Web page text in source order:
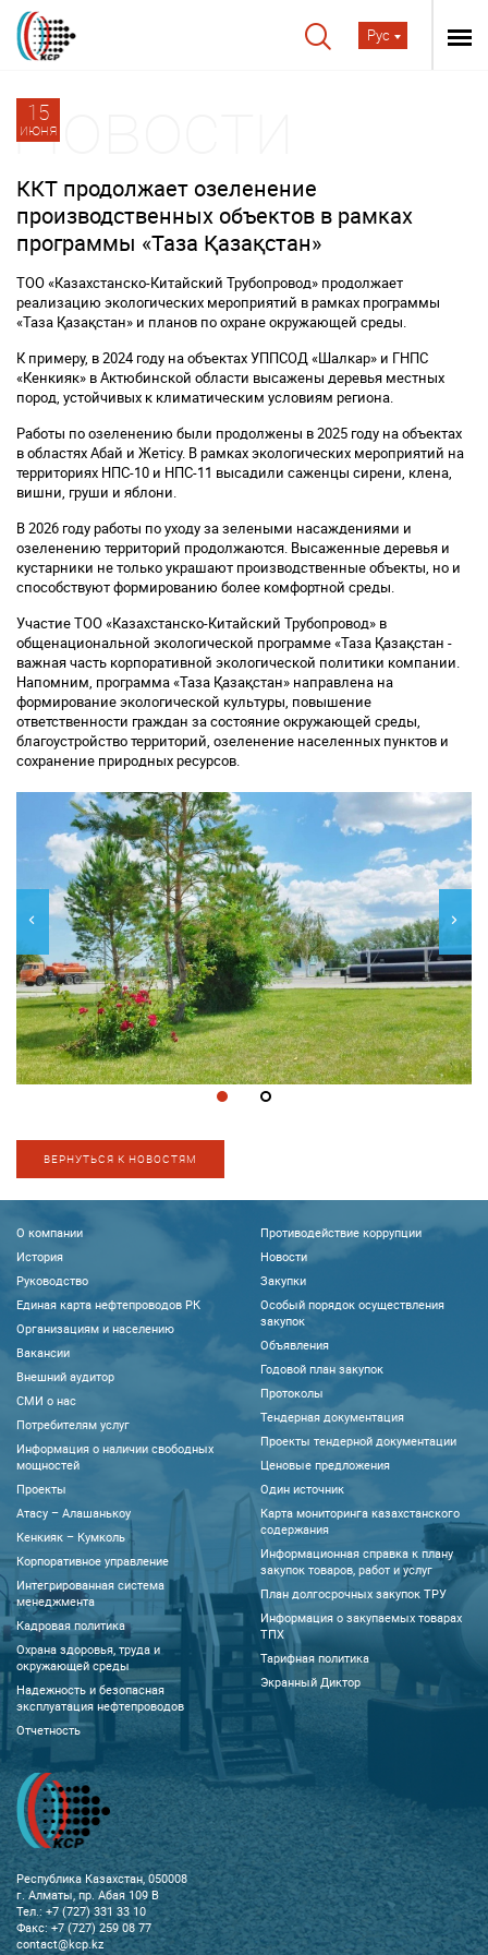
Рус
15
июня
ККТ продолжает озеленение
производственных объектов в рамках
программы «Таза Қазақстан»
ТОО «Казахстанско-Китайский Трубопровод» продолжает
реализацию экологических мероприятий в рамках программы
«Таза Қазақстан» и планов по охране окружающей среды.
К примеру, в 2024 году на объектах УППСОД «Шалкар» и ГНПС
«Кенкияк» в Актюбинской области высажены деревья местных
пород, устойчивых к климатическим условиям региона.
Работы по озеленению были продолжены в 2025 году на объектах
в областях Абай и Жетісу. В рамках экологических мероприятий на
территориях НПС-10 и НПС-11 высадили саженцы сирени, клена,
вишни, груши и яблони.
В 2026 году работы по уходу за зелеными насаждениями и
озеленению территорий продолжаются. Высаженные деревья и
кустарники не только украшают производственные объекты, но и
способствуют формированию более комфортной среды.
Участие ТОО «Казахстанско-Китайский Трубопровод» в
общенациональной экологической программе «Таза Қазақстан -
важная часть корпоративной экологической политики компании.
Напомним, программа «Таза Қазақстан» направлена на
формирование экологической культуры, повышение
ответственности граждан за состояние окружающей среды,
благоустройство территорий, озеленение населенных пунктов и
сохранение природных ресурсов.
ВЕРНУТЬСЯ К НОВОСТЯМ
О компании
История
Руководство
Единая карта нефтепроводов РК
Организациям и населению
Вакансии
Внешний аудитор
CМИ о нас
Потребителям услуг
Информация о наличии свободных
мощностей
Проекты
Атасу – Алашанькоу
Кенкияк – Кумколь
Корпоративное управление
Интегрированная система
менеджмента
Кадровая политика
Охрана здоровья, труда и
окружающей среды
Надежность и безопасная
эксплуатация нефтепроводов
Отчетность
Противодействие коррупции
Новости
Закупки
Особый порядок осуществления
закупок
Объявления
Годовой план закупок
Протоколы
Тендерная документация
Проекты тендерной документации
Ценовые предложения
Один источник
Карта мониторинга казахстанского
содержания
Информационная справка к плану
закупок товаров, работ и услуг
План долгосрочных закупок ТРУ
Информация о закупаемых товарах
ТПХ
Тарифная политика
Экранный Диктор
Республика Казахстан, 050008
г. Алматы, пр. Абая 109 В
Тел.: +7 (727) 331 33 10
Факс: +7 (727) 259 08 77
contact@kcp.kz